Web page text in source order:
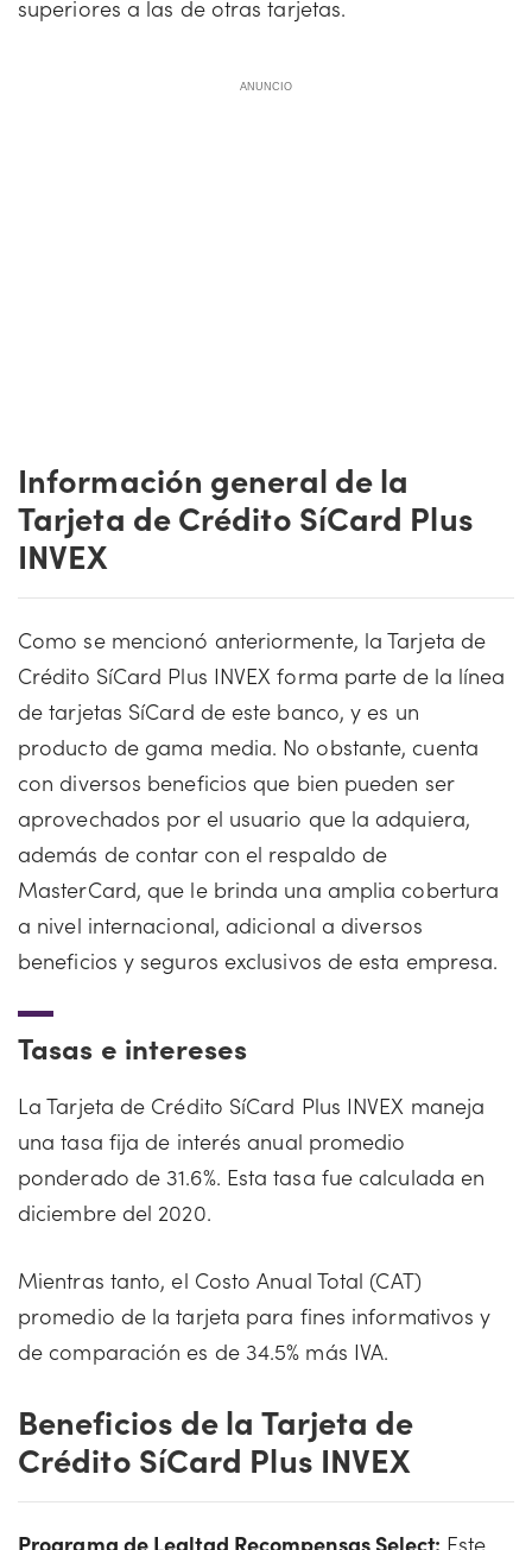
superiores a las de otras tarjetas.
ANUNCIO
Información general de la
Tarjeta de Crédito SíCard Plus
INVEX
Como se mencionó anteriormente, la Tarjeta de
Crédito SíCard Plus INVEX forma parte de la línea
de tarjetas SíCard de este banco, y es un
producto de gama media. No obstante, cuenta
con diversos beneficios que bien pueden ser
aprovechados por el usuario que la adquiera,
además de contar con el respaldo de
MasterCard, que le brinda una amplia cobertura
a nivel internacional, adicional a diversos
beneficios y seguros exclusivos de esta empresa.
Tasas e intereses
La Tarjeta de Crédito SíCard Plus INVEX maneja
una tasa fija de interés anual promedio
ponderado de 31.6%. Esta tasa fue calculada en
diciembre del 2020.
Mientras tanto, el Costo Anual Total (CAT)
promedio de la tarjeta para fines informativos y
de comparación es de 34.5% más IVA.
Beneficios de la Tarjeta de
Crédito SíCard Plus INVEX
Programa de Lealtad Recompensas Select: Este